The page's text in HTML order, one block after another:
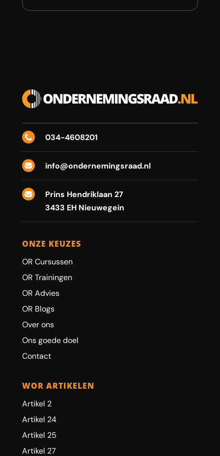
 034-4608201
 info@ondernemingsraad.nl

Prins Hendriklaan 27
3433 EH Nieuwegein
ONZE KEUZES
OR Cursussen
OR Trainingen
OR Advies
OR Blogs
Over ons
Ons goede doel
Contact
WOR ARTIKELEN
Artikel 2
Artikel 24
Artikel 25
Artikel 27